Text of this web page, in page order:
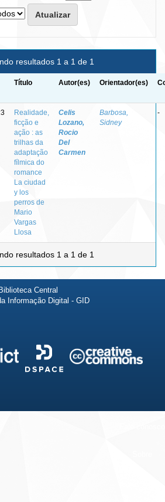
resultados 1 a 1 de 1
Título Autor(es) Orientador(es)
Realidade,
ficção e
ação : as
trilhas da
adaptação
fílmica do
romance
La ciudad
y los
perros de
Mario
Vargas
Llosa
Celis
Lozano,
Rocio
Del
Carmen
Barbosa,
Sidney
-
resultados 1 a 1 de 1
Central
Informação Digital - GID